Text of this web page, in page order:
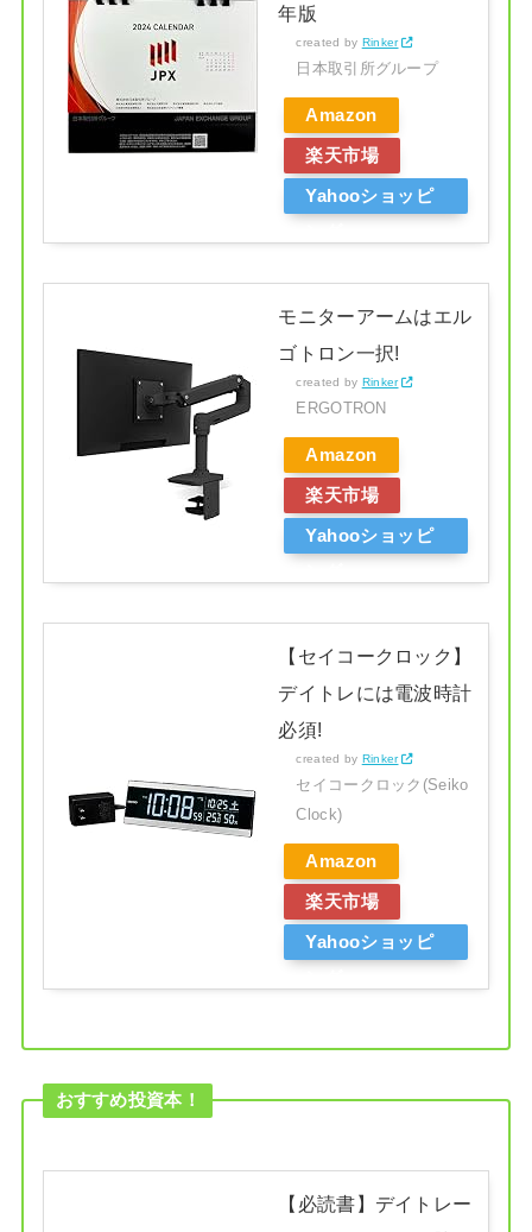
年版
created by Rinker
日本取引所グループ
Amazon
楽天市場
Yahooショッピ
モニターアームはエル
ゴトロン一択!
created by Rinker
ERGOTRON
Amazon
楽天市場
Yahooショッピ
【セイコークロック】
デイトレには電波時計
必須!
created by Rinker
セイコークロック(Seiko
Clock)
Amazon
楽天市場
Yahooショッピ
おすすめ投資本！
【必読書】デイトレー